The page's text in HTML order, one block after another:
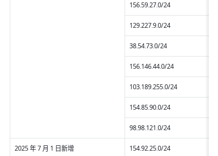
156.59.27.0/24
129.227.9.0/24
38.54.73.0/24
156.146.44.0/24
103.189.255.0/24
154.85.90.0/24
98.98.121.0/24
2025 年 7 月 1 日新增
154.92.25.0/24